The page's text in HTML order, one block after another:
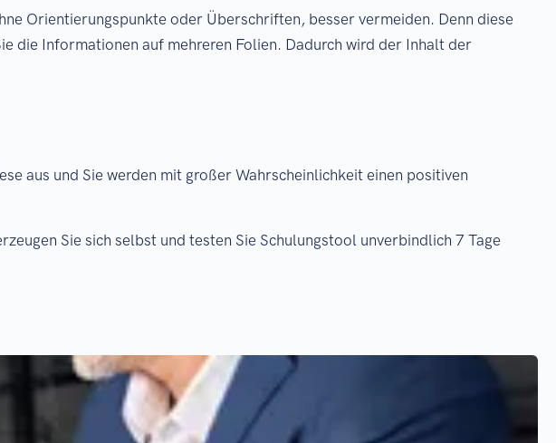
Orientierungspunkte oder Überschriften, besser vermeiden. Denn diese
die Informationen auf mehreren Folien. Dadurch wird der Inhalt der
aus und Sie werden mit großer Wahrscheinlichkeit einen positiven
Sie sich selbst und testen Sie Schulungstool unverbindlich 7 Tage